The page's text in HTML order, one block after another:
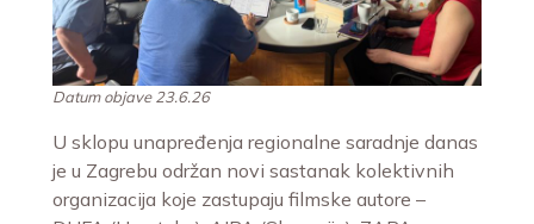
Datum objave 23.6.26
U sklopu unapređenja regionalne saradnje danas
je u Zagrebu održan novi sastanak kolektivnih
organizacija koje zastupaju filmske autore –